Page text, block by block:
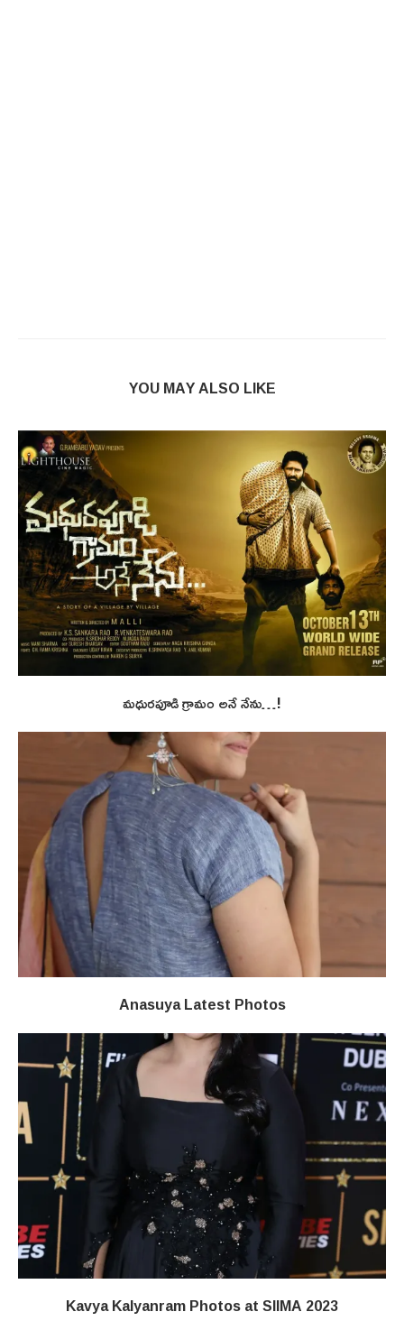
YOU MAY ALSO LIKE
మధురపూడి గ్రామం అనే నేను…!
Anasuya Latest Photos
Kavya Kalyanram Photos at SIIMA 2023